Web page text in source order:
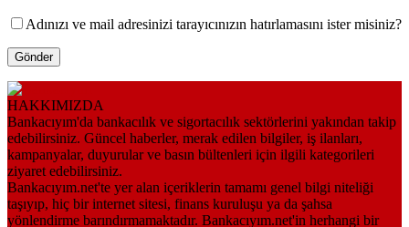
Adınızı ve mail adresinizi tarayıcınızın hatırlamasını ister misiniz?
HAKKIMIZDA
Bankacıyım'da bankacılık ve sigortacılık sektörlerini yakından takip
edebilirsiniz. Güncel haberler, merak edilen bilgiler, iş ilanları,
kampanyalar, duyurular ve basın bültenleri için ilgili kategorileri
ziyaret edebilirsiniz.
Bankacıyım.net'te yer alan içeriklerin tamamı genel bilgi niteliği
taşıyıp, hiç bir internet sitesi, finans kuruluşu ya da şahsa
yönlendirme barındırmamaktadır. Bankacıyım.net'in herhangi bir